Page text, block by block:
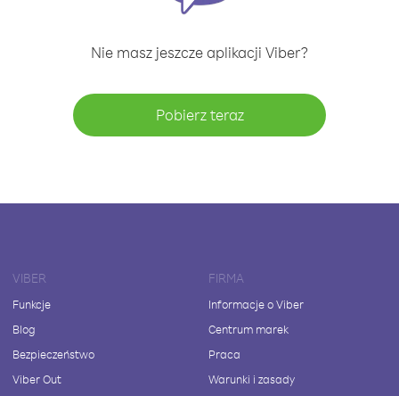
Nie masz jeszcze aplikacji Viber?
Pobierz teraz
VIBER
Funkcje
Blog
Bezpieczeństwo
Viber Out
FIRMA
Informacje o Viber
Centrum marek
Praca
Warunki i zasady